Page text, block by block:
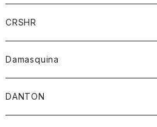
チーフ
バンダナ
トレーナー
パーカー
Tシャツ
ジャケット
ジャケット
ワンピース
ブラウス
CRSHR
キャップ
Damasquina
ウォレット
DANTON